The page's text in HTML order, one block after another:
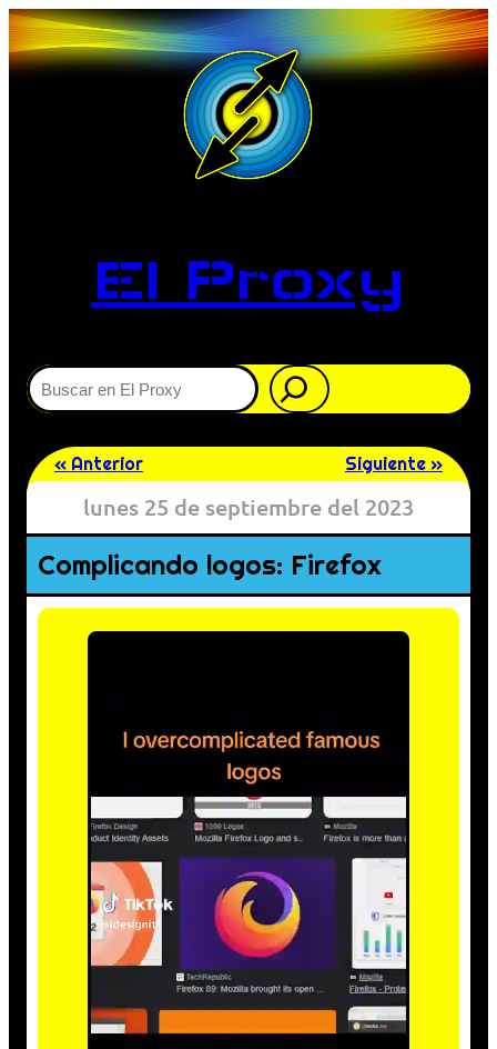
El Proxy
Buscar
« Anterior Siguiente »
lunes 25 de septiembre del 2023
Complicando logos: Firefox